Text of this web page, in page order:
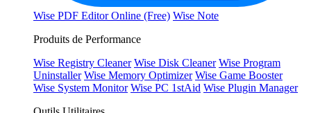
Wise PDF Editor Online (Free) Wise Note
Produits de Performance
Wise Registry Cleaner Wise Disk Cleaner Wise Program
Uninstaller Wise Memory Optimizer Wise Game Booster
Wise System Monitor Wise PC 1stAid Wise Plugin Manager